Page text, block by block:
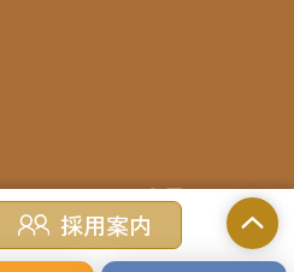
採用案内